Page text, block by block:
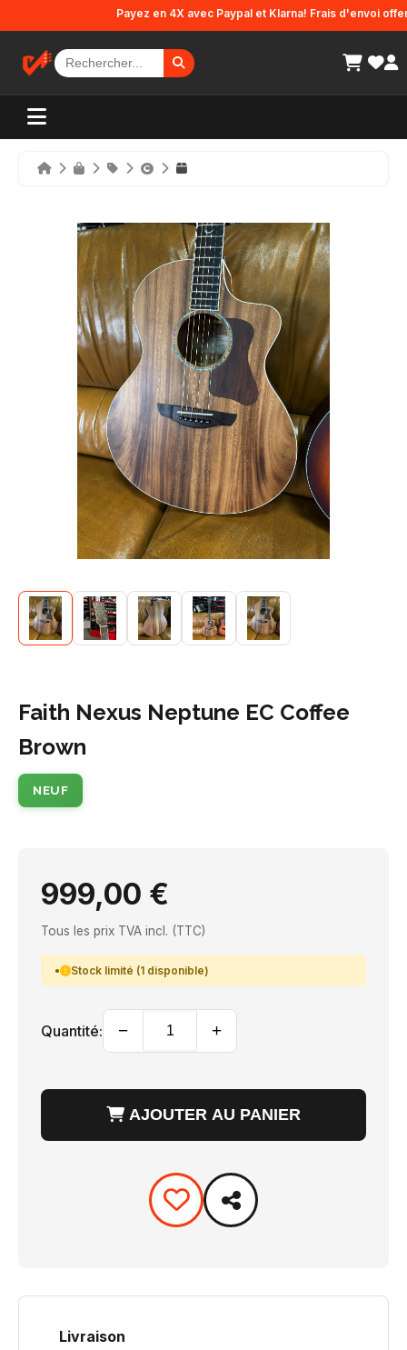
Payez en 4X avec Paypal et Klarna! Frais d'envoi offerts
Faith Nexus Neptune EC Coffee
Brown
NEUF
999,00 €
Tous les prix TVA incl. (TTC)
Stock limité (1 disponible)
Quantité: − +
AJOUTER AU PANIER
Livraison
Panneau de gestion des cookies